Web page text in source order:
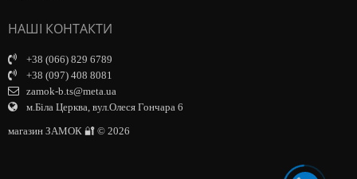
НАШІ КОНТАКТИ
+38 (066) 829 6789
+38 (097) 408 8081
zamok-b.ts@meta.ua
м.Біла Церква, вул.Олеся Гончара 6
магазин ЗАМОК 🔐 © 2026